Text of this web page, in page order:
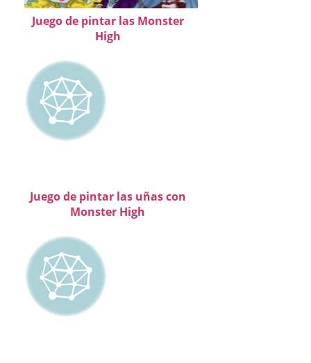
Juego de pintar las Monster
High
Juego de pintar las uñas con
Monster High